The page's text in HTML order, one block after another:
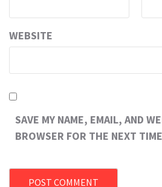
WEBSITE
SAVE MY NAME, EMAIL, AND
BROWSER FOR THE NEXT